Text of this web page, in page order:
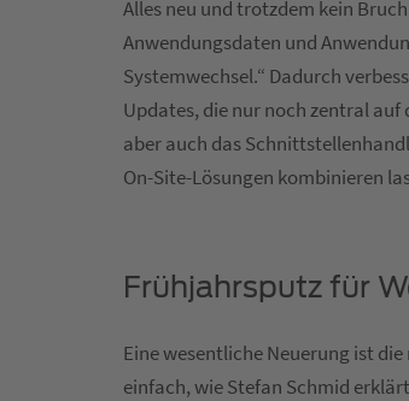
Alles neu und trotzdem kein
Anwendungsdaten und
Systemwechsel.“ Dadurch
Updates, die nur noch zentral
aber auch das
On-Site-Lösungen kombinieren
Frühjahrsputz für
Eine wesentliche Neuerung ist
einfach, wie Stefan Schmid